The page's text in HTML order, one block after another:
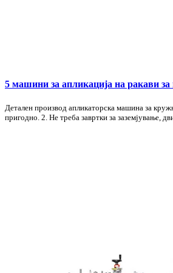
5 машини за апликација на ракави
Детален производ апликаторска машина за
пригодно. 2. Не треба завртки за заземјување,